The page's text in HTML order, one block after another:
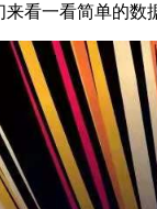
来看一看简单的数